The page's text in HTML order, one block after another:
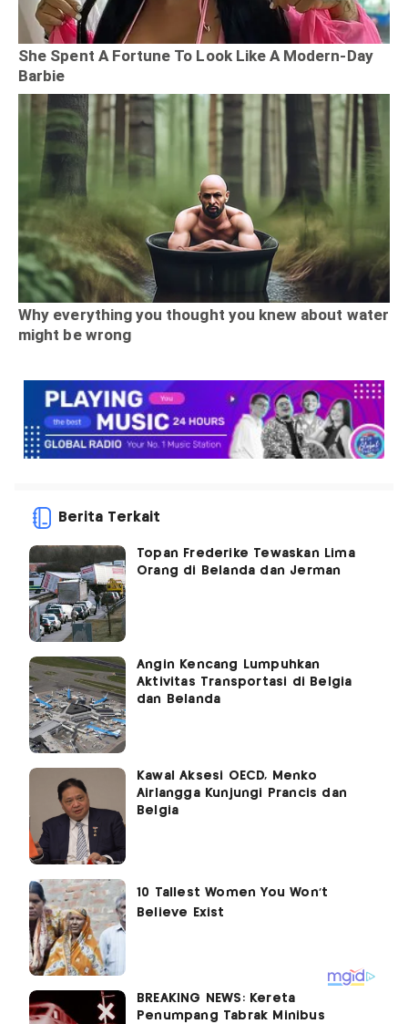
Berita Terkait
Topan Frederike Tewaskan Lima
Orang di Belanda dan Jerman
Angin Kencang Lumpuhkan
Aktivitas Transportasi di Belgia
dan Belanda
Kawal Aksesi OECD, Menko
Airlangga Kunjungi Prancis dan
Belgia
BREAKING NEWS: Kereta
Penumpang Tabrak Minibus